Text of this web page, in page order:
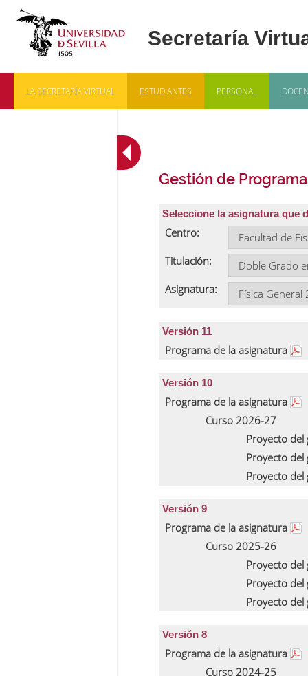
LA SECRETARÍA VIRTUAL ESTUDIANTES PERSONAL
Gestión de
Seleccione la asignatura que
Centro:
Titulación:
Asignatura:
Versión 11
Programa de la asignatura
Versión 10
Programa de la asignatura
Curso 2026-27
Proyecto
Proyecto
Proyecto
Versión 9
Programa de la asignatura
Curso 2025-26
Proyecto
Proyecto
Proyecto
Versión 8
Programa de la asignatura
Curso 2024-25